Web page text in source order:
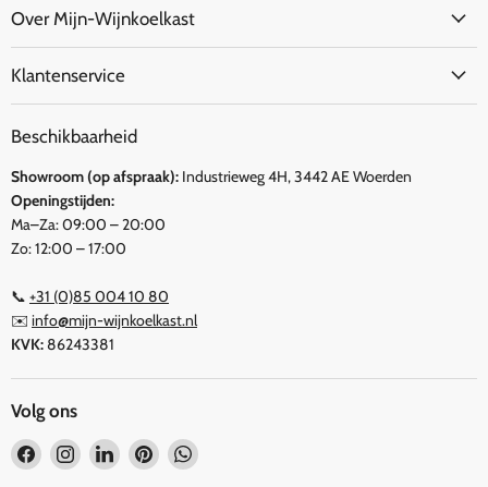
Over Mijn-Wijnkoelkast
Klantenservice
Beschikbaarheid
Showroom (op afspraak): Industrieweg 4H, 3442 AE Woerden
Openingstijden:
Ma–Za: 09:00 – 20:00
Zo: 12:00 – 17:00
📞 +31 (0)85 004 10 80
✉️ info@mijn-wijnkoelkast.nl
KVK:86243381
Volg ons
Vind
ons
Vind
ons
Vind
ons
Vind
ons
Vind